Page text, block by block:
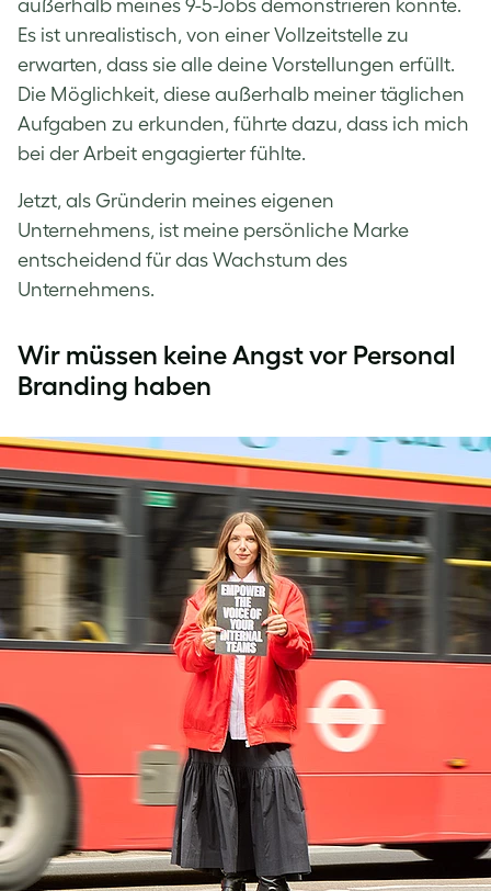
außerhalb meines 9-5-Jobs demonstrieren konnte.
Es ist unrealistisch, von einer Vollzeitstelle zu
erwarten, dass sie alle deine Vorstellungen erfüllt.
Die Möglichkeit, diese außerhalb meiner täglichen
Aufgaben zu erkunden, führte dazu, dass ich mich
bei der Arbeit engagierter fühlte.
Jetzt, als Gründerin meines eigenen
Unternehmens, ist meine persönliche Marke
entscheidend für das Wachstum des
Unternehmens.
Wir müssen keine Angst vor Personal
Branding haben